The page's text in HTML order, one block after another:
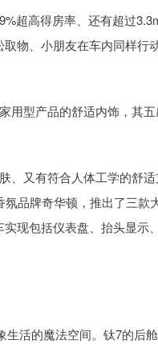
超高得房率、还有超过
物、小朋友在车内同样
用型产品的舒适内饰，其
、又有符合人体工学的舒
氛品牌奇华顿，推出了三
现包括仪表盘、抬头显示
生活的魔法空间。钛7的后